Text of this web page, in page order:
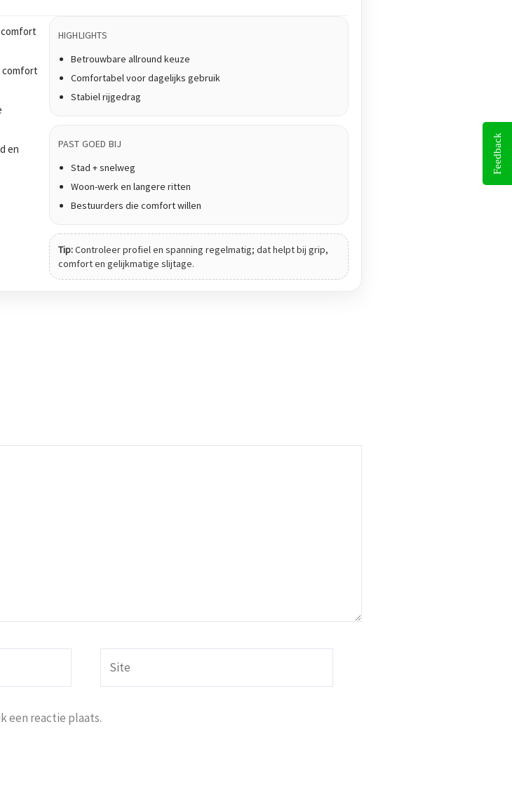
comfort
en
HIGHLIGHTS
Betrouwbare allround keuze
Comfortabel voor dagelijks gebruik
Stabiel rijgedrag
PAST GOED BIJ
Stad + snelweg
Woon-werk en langere ritten
Bestuurders die comfort willen
Tip:Controleer profiel en spanning regelmatig; dat helpt bij grip,
comfort en gelijkmatige slijtage.
een reactie plaats.
Feedback